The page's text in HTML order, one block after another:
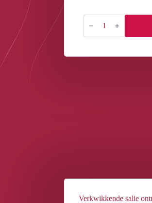
ipuro
Exclusive
aantal
Verkwikkende salie